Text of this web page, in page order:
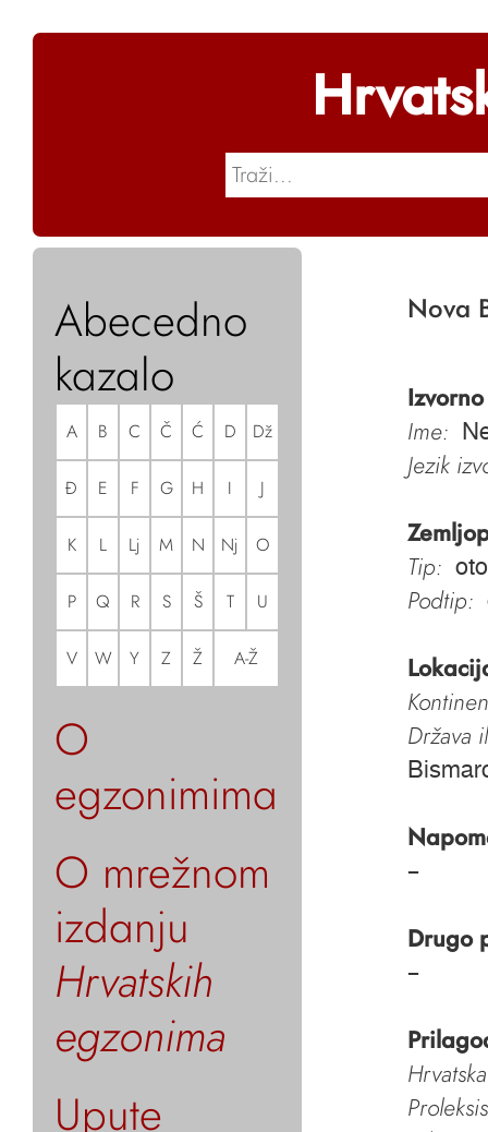
Abecedno
kazalo
A B C Č Ć D Dž
Đ E F G H I J
K L Lj M N Nj O
P Q R S Š T U
V W Y Z Ž A-Ž
O
egzonimima
O mrežnom
izdanju
Hrvatskih
egzonima
Upute
Nova
Ime:
Jezik
Tip:
Podtip:
Država
–
Drugo
–